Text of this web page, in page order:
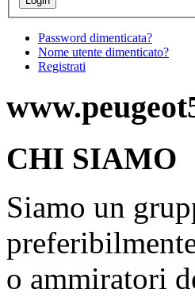
Password dimenticata?
Nome utente dimenticato?
Registrati
CHI SIAMO
Siamo un
o ammiratori